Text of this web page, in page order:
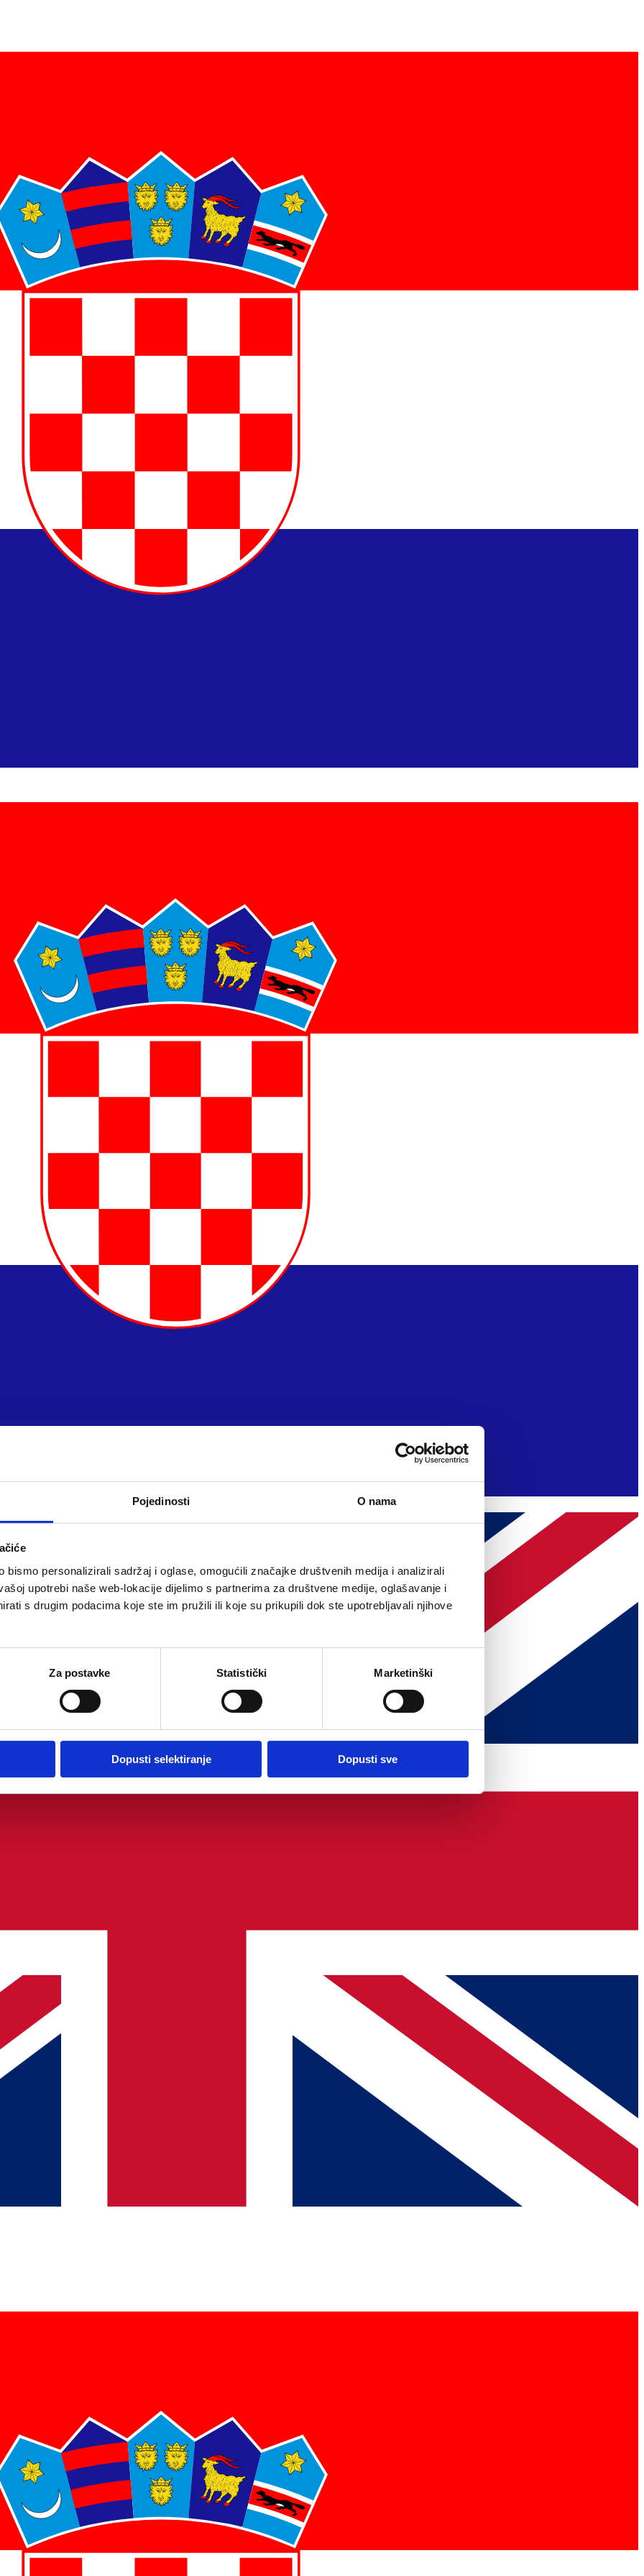
Pojedinosti O nama
bismo personalizirali sadržaj i oglase, omogućili značajke društvenih medija i analizirali
upotrebi naše web-lokacije dijelimo s partnerima za društvene medije, oglašavanje i
s drugim podacima koje ste im pružili ili koje su prikupili dok ste upotrebljavali njihove
Za postavke Statistički Marketinški
Dopusti selektiranje Dopusti sve